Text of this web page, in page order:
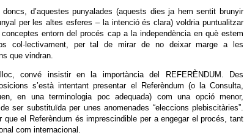
doncs, d’aquestes punyalades (aquests dies ja hem sentit brunyir
per les altes esferes – la intenció és clara) voldria puntualitzar
entorn del procés cap a la independència en què estem
col·lectivament, per tal de mirar de no deixar marge a les
que vindran.
convé insistir en la importància del REFERÈNDUM. Des
s’està intentant presentar el Referèndum (o la Consulta,
en una terminologia poc adequada) com una opció menor,
ser substituïda per unes anomenades “eleccions plebiscitàries”.
que el Referèndum és imprescindible per a engegar el procés, tant
com internacional.